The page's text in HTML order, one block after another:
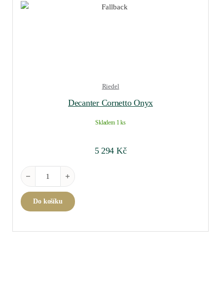
Riedel
Decanter Cornetto Onyx
Skladem 1 ks
5 294 Kč
Decanter Cornetto Onyx množství
Do košíku